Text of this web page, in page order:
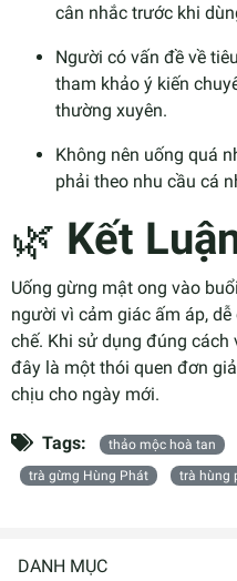
DANH MỤC
cân nhắc trước khi
Người có vấn đề về
tham khảo ý kiến
thường xuyên.
Không nên uống quá
phải theo nhu cầu cá
🌿 Kết
Uống gừng mật ong vào
người vì cảm giác ấm áp,
chế. Khi sử dụng đúng cách
đây là một thói quen đơn
chịu cho ngày mới.
Tags: thảo mộc hoà tan
trà gừng Hùng Phát
trà hùng